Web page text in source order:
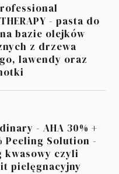
- pasta do
bazie olejków
z drzewa
lawendy oraz
- AHA 30% +
Peeling Solution -
kwasowy czyli
pielęgnacyjny